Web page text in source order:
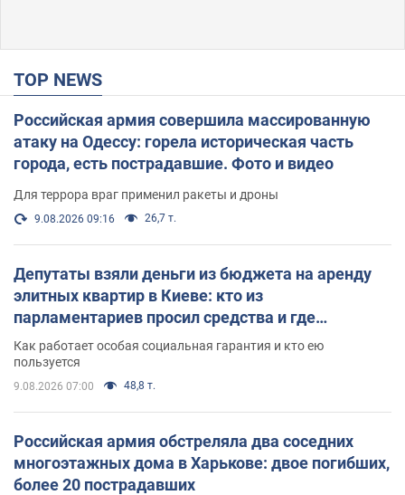
TOP NEWS
Российская армия совершила массированную
атаку на Одессу: горела историческая часть
города, есть пострадавшие. Фото и видео
Для террора враг применил ракеты и дроны
9.08.2026 09:16 26,7 т.
Депутаты взяли деньги из бюджета на аренду
элитных квартир в Киеве: кто из
парламентариев просил средства и где
поселился
Как работает особая социальная гарантия и кто ею
пользуется
9.08.2026 07:00 48,8 т.
Российская армия обстреляла два соседних
многоэтажных дома в Харькове: двое погибших,
более 20 пострадавших